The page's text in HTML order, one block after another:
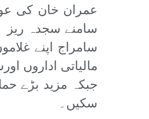
عمران خان کی
سامنے سجدہ
سامراج اپنے
مالیاتی اداروں
جبکہ مزید بڑے
سکیں۔